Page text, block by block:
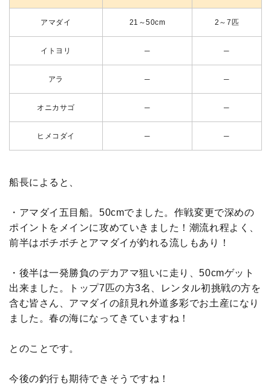
アマダイ 21～50cm 2～7匹
イトヨリ ─ ─
アラ ─ ─
オニカサゴ ─ ─
ヒメコダイ ─ ─
船長によると、
・アマダイ五目船。50cmでました。作戦変更で深めの
ポイントをメインに攻めていきました！潮流れ程よく、
前半はボチボチとアマダイが釣れる流しもあり！
・後半は一発勝負のデカアマ狙いに走り、50cmゲット
出来ました。トップ7匹の方3名、レンタル初挑戦の方を
含む皆さん、アマダイの顔見れ外道多彩でお土産になり
ました。春の海になってきていますね！
とのことです。
今後の釣行も期待できそうですね！